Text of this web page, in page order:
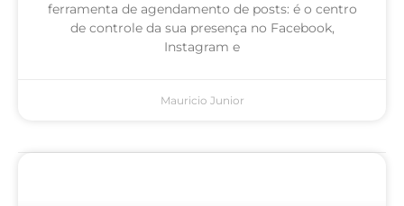
ferramenta de agendamento de posts: é o centro
de controle da sua presença no Facebook,
Instagram e
Mauricio Junior